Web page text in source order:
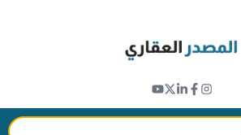
يحتفي بتخريج وسطاء
ضمن "برنامج ثروة العقاري"